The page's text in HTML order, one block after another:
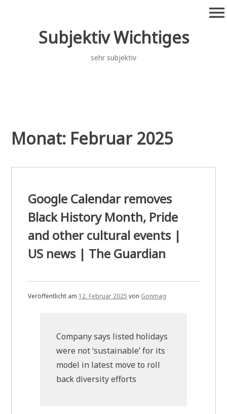
Subjektiv Wichtiges
sehr subjektiv
menu
Monat: Februar 2025
Google Calendar removes
Black History Month, Pride
and other cultural events |
US news | The Guardian
Veröffentlicht am 12. Februar 2025 von Gonmag
Company says listed holidays
were not ‘sustainable’ for its
model in latest move to roll
back diversity efforts